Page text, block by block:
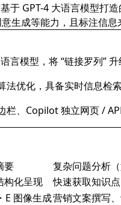
GPT-4 大语言模型打
生成等能力，且标注信息
言模型，将 “链接罗列”
法优化，具备实时信息
栏、Copilot 独立网页 /
要
复杂问题分析
构化呈现 快速获取知识
E 图像生成营销文案撰写